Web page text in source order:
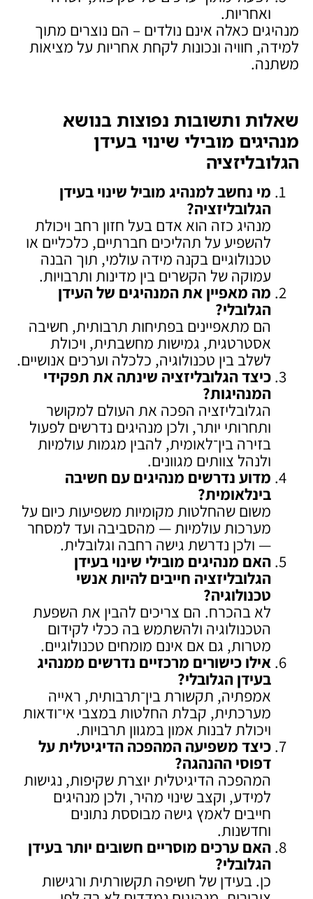
ואחריות.
מנהיגים כאלה אינם נולדים – הם נוצרים מתוך
למידה, חוויה ונכונות לקחת אחריות על מציאות
משתנה.
שאלות ותשובות נפוצות בנושא
מנהיגים מובילי שינוי בעידן
הגלובליזציה
מי נחשב למנהיג מוביל שינוי בעידן
הגלובליזציה?
מנהיג כזה הוא אדם בעל חזון רחב ויכולת
להשפיע על תהליכים חברתיים, כלכליים או
טכנולוגיים בקנה מידה עולמי, תוך הבנה
עמוקה של הקשרים בין מדינות ותרבויות.
מה מאפיין את המנהיגים של העידן
הגלובלי?
הם מתאפיינים בפתיחות תרבותית, חשיבה
אסטרטגית, גמישות מחשבתית, ויכולת
לשלב בין טכנולוגיה, כלכלה וערכים אנושיים.
כיצד הגלובליזציה שינתה את תפקידי
המנהיגות?
הגלובליזציה הפכה את העולם למקושר
ותחרותי יותר, ולכן מנהיגים נדרשים לפעול
בזירה בין־לאומית, להבין מגמות עולמיות
ולנהל צוותים מגוונים.
מדוע נדרשים מנהיגים עם חשיבה
בינלאומית?
משום שהחלטות מקומיות משפיעות כיום על
מערכות עולמיות — מהסביבה ועד למסחר
— ולכן נדרשת גישה רחבה וגלובלית.
האם מנהיגים מובילי שינוי בעידן
הגלובליזציה חייבים להיות אנשי
טכנולוגיה?
לא בהכרח. הם צריכים להבין את השפעת
הטכנולוגיה ולהשתמש בה ככלי לקידום
מטרות, גם אם אינם מומחים טכנולוגיים.
אילו כישורים מרכזיים נדרשים ממנהיג
בעידן הגלובלי?
אמפתיה, תקשורת בין־תרבותית, ראייה
מערכתית, קבלת החלטות במצבי אי־ודאות
ויכולת לבנות אמון במגוון תרבויות.
כיצד משפיעה המהפכה הדיגיטלית על
דפוסי ההנהגה?
המהפכה הדיגיטלית יוצרת שקיפות, נגישות
למידע, וקצב שינוי מהיר, ולכן מנהיגים
חייבים לאמץ גישה מבוססת נתונים
וחדשנות.
האם ערכים מוסריים חשובים יותר בעידן
הגלובלי?
כן. בעידן של חשיפה תקשורתית ורגישות